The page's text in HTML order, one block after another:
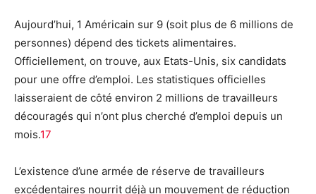
Aujourd’hui, 1 Américain sur 9 (soit plus de 6 millions de
personnes) dépend des tickets alimentaires.
Officiellement, on trouve, aux Etats-Unis, six candidats
pour une offre d’emploi. Les statistiques officielles
laisseraient de côté environ 2 millions de travailleurs
découragés qui n’ont plus cherché d’emploi depuis un
mois.17
L’existence d’une armée de réserve de travailleurs
excédentaires nourrit déjà un mouvement de réduction